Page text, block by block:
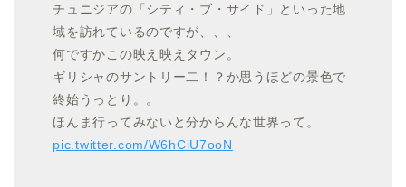
チュニジアの「シティ・ブ・サイド」といった地
域を訪れているのですが、、、
何ですかこの映え映えタウン。
ギリシャのサントリー二！？か思うほどの景色で
終始うっとり。。
ほんま行ってみないと分からんな世界って。
pic.twitter.com/W6hCiU7ooN